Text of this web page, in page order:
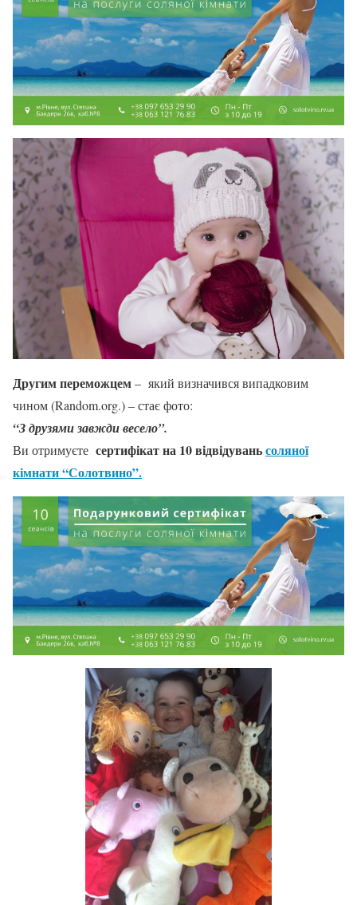
Другим переможцем– який визначився випадковим
чином (Random.org.) – стає фото:
“З друзями завжди весело”.
Ви отримуєте сертифікат на 10відвідуваньсоляної
кімнати “Солотвино”.